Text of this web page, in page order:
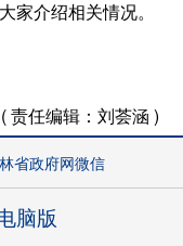
家介绍相关情况。
( 责任编辑： 刘荟涵 )